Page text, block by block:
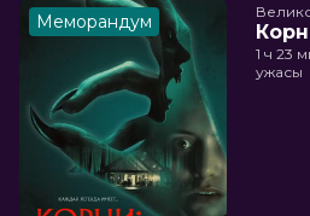
Меморандум
1 ч 23
ужасы